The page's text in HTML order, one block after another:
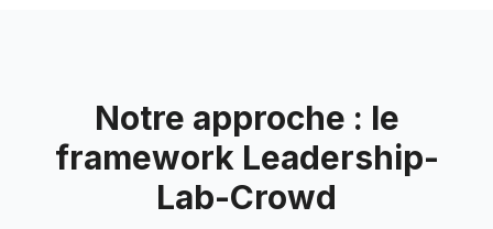
Notre approche : le
framework Leadership-
Lab-Crowd